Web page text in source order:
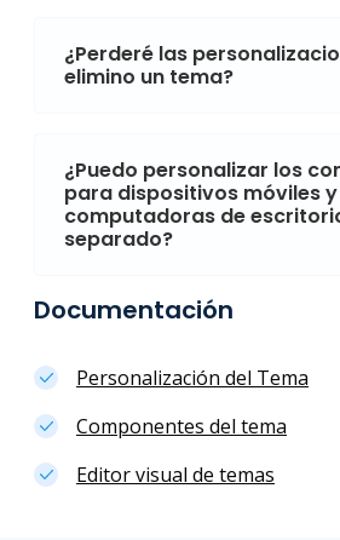
¿Perderé las
elimino un tema?
¿Puedo personalizar los
para dispositivos móviles y
computadoras de
separado?
Documentación
Personalización del Tema
Componentes del tema
Editor visual de temas